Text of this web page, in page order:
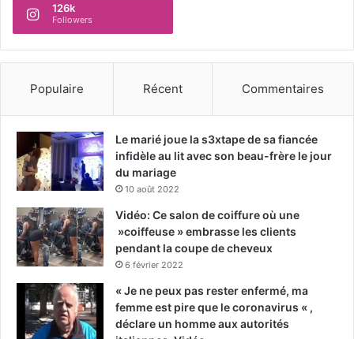
126k
Followers
Populaire Récent Commentaires
Le marié joue la s3xtape de sa fiancée
infidèle au lit avec son beau-frère le jour
du mariage
10 août 2022
Vidéo: Ce salon de coiffure où une
»coiffeuse » embrasse les clients
pendant la coupe de cheveux
6 février 2022
« Je ne peux pas rester enfermé, ma
femme est pire que le coronavirus « ,
déclare un homme aux autorités